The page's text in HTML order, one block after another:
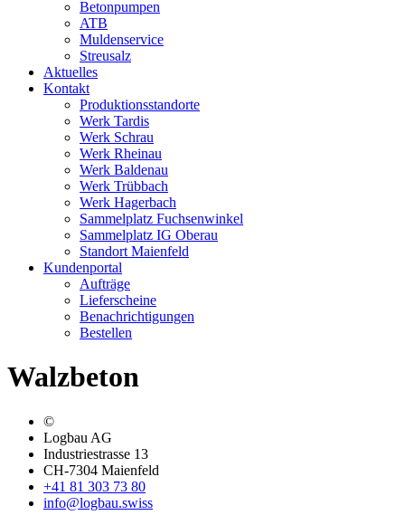
Betonpumpen
ATB
Muldenservice
Streusalz
Aktuelles
Kontakt
Produktionsstandorte
Werk Tardis
Werk Schrau
Werk Rheinau
Werk Baldenau
Werk Trübbach
Werk Hagerbach
Sammelplatz Fuchsenwinkel
Sammelplatz IG Oberau
Standort Maienfeld
Kundenportal
Aufträge
Lieferscheine
Benachrichtigungen
Bestellen
Walzbeton
©
Logbau AG
Industriestrasse 13
CH-7304 Maienfeld
+41 81 303 73 80
info@logbau.swiss